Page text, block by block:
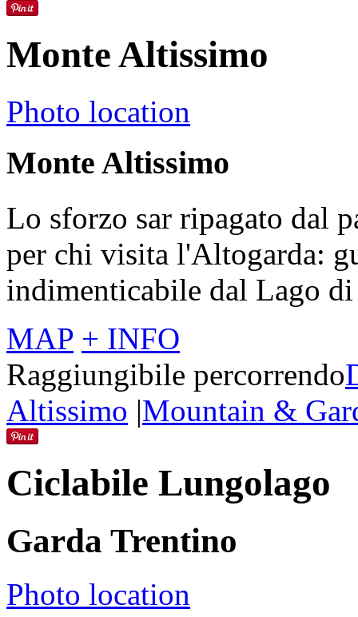
Monte Altissimo
Photo location
Monte Altissimo
Lo sforzo sar ripagato dal
per chi visita l'Altogarda:
indimenticabile dal Lago
MAP + INFO
Raggiungibile percorrendo
Altissimo |Mountain &
Ciclabile Lungolago
Garda Trentino
Photo location